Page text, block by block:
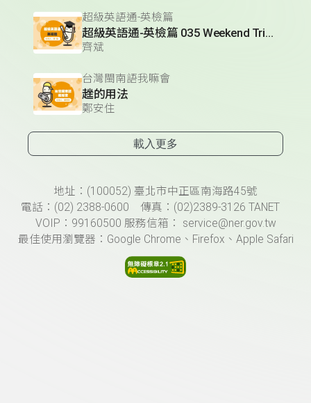
超級英語通-英檢篇
超級英語通-英檢篇 035 Weekend Trip- 週末旅遊
齊斌
台灣閩南語我嘛會
趖的用法
鄭安住
載入更多
頁尾資訊地址：(100052) 臺北市中正區南海路45號
電話：(02) 2388-0600 傳真：(02)2389-3126 TANET
VOIP：99160500 服務信箱： service@ner.gov.tw
最佳使用瀏覽器：Google Chrome、Firefox、Apple Safari